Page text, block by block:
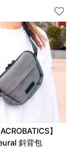
】
斜背包